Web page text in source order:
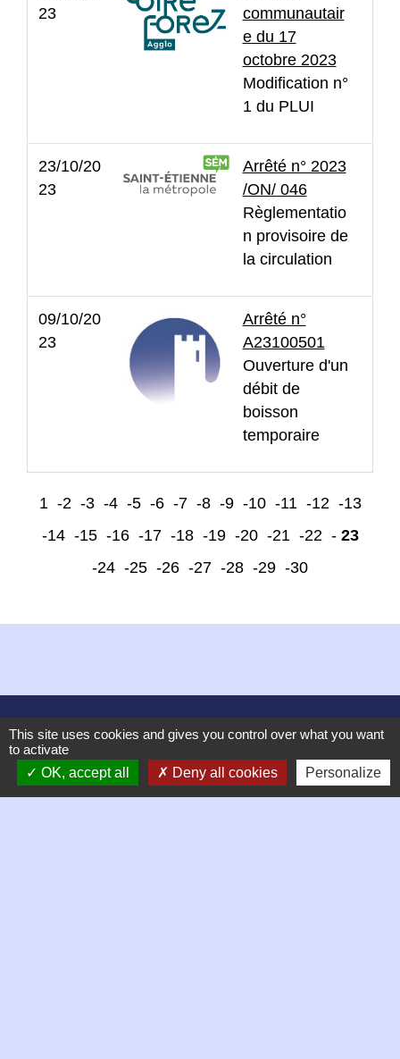
23
communautair
e du 17
octobre 2023
Modification n°
1 du PLUI
23/10/20
23
Arrêté n° 2023
/ON/ 046
Règlementatio
n provisoire de
la circulation
09/10/20
23
Arrêté n°
A23100501
Ouverture d'un
débit de
boisson
temporaire
1 -2 -3 -4 -5 -6 -7 -8 -9 -10 -11 -12 -13
-14 -15 -16 -17 -18 -19 -20 -21 -22 - 23
-24 -25 -26 -27 -28 -29 -30
Contacts
Commune de Chambles
21 Place de la mairie, Le Bourg
This site uses cookies and gives you control over what you want
to activate
OK, accept all
Deny all cookies Personalize